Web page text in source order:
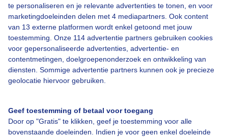
te personaliseren en je relevante advertenties te tonen, en voor
marketingdoeleinden delen met 4 mediapartners. Ook content
van 13 externe platformen wordt enkel getoond met jouw
toestemming. Onze 114 advertentie partners gebruiken cookies
voor gepersonaliseerde advertenties, advertentie- en
contentmetingen, doelgroepenonderzoek en ontwikkeling van
diensten. Sommige advertentie partners kunnen ook je precieze
geolocatie hiervoor gebruiken.
Geef toestemming of betaal voor toegang
Door op "Gratis" te klikken, geef je toestemming voor alle
bovenstaande doeleinden. Indien je voor geen enkel doeleinde
Over Buienradar
Bedrijfsgegevens
Contact
Toegankelijkheid